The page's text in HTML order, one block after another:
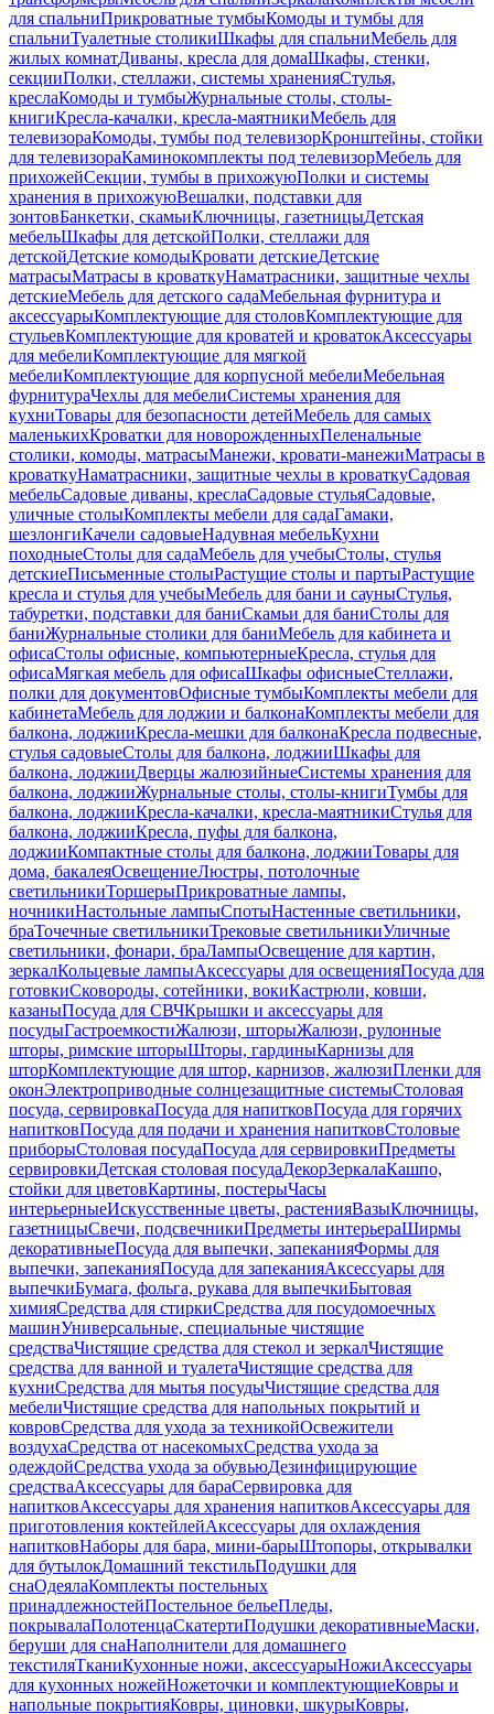
для спальниПрикроватные тумбыКомоды и тумбы для
спальниТуалетные столикиШкафы для спальниМебель для
жилых комнатДиваны, кресла для домаШкафы, стенки,
секцииПолки, стеллажи, системы храненияСтулья,
креслаКомоды и тумбыЖурнальные столы, столы-
книгиКресла-качалки, кресла-маятникиМебель для
телевизораКомоды, тумбы под телевизорКронштейны, стойки
для телевизораКаминокомплекты под телевизорМебель для
прихожейСекции, тумбы в прихожуюПолки и системы
хранения в прихожуюВешалки, подставки для
зонтовБанкетки, скамьиКлючницы, газетницыДетская
мебельШкафы для детскойПолки, стеллажи для
детскойДетские комодыКровати детскиеДетские
матрасыМатрасы в кроваткуНаматрасники, защитные чехлы
детскиеМебель для детского садаМебельная фурнитура и
аксессуарыКомплектующие для столовКомплектующие для
стульевКомплектующие для кроватей и кроватокАксессуары
для мебелиКомплектующие для мягкой
мебелиКомплектующие для корпусной мебелиМебельная
фурнитураЧехлы для мебелиСистемы хранения для
кухниТовары для безопасности детейМебель для самых
маленькихКроватки для новорожденныхПеленальные
столики, комоды, матрасыМанежи, кровати-манежиМатрасы в
кроваткуНаматрасники, защитные чехлы в кроваткуСадовая
мебельСадовые диваны, креслаСадовые стульяСадовые,
уличные столыКомплекты мебели для садаГамаки,
шезлонгиКачели садовыеНадувная мебельКухни
походныеСтолы для садаМебель для учебыСтолы, стулья
детскиеПисьменные столыРастущие столы и партыРастущие
кресла и стулья для учебыМебель для бани и сауныСтулья,
табуретки, подставки для баниСкамьи для баниСтолы для
баниЖурнальные столики для баниМебель для кабинета и
офисаСтолы офисные, компьютерныеКресла, стулья для
офисаМягкая мебель для офисаШкафы офисныеСтеллажи,
полки для документовОфисные тумбыКомплекты мебели для
кабинетаМебель для лоджии и балконаКомплекты мебели для
балкона, лоджииКресла-мешки для балконаКресла подвесные,
стулья садовыеСтолы для балкона, лоджииШкафы для
балкона, лоджииДверцы жалюзийныеСистемы хранения для
балкона, лоджииЖурнальные столы, столы-книгиТумбы для
балкона, лоджииКресла-качалки, кресла-маятникиСтулья для
балкона, лоджииКресла, пуфы для балкона,
лоджииКомпактные столы для балкона, лоджииТовары для
дома, бакалеяОсвещениеЛюстры, потолочные
светильникиТоршерыПрикроватные лампы,
ночникиНастольные лампыСпотыНастенные светильники,
браТочечные светильникиТрековые светильникиУличные
светильники, фонари, браЛампыОсвещение для картин,
зеркалКольцевые лампыАксессуары для освещенияПосуда для
готовкиСковороды, сотейники, вокиКастрюли, ковши,
казаныПосуда для СВЧКрышки и аксессуары для
посудыГастроемкостиЖалюзи, шторыЖалюзи, рулонные
шторы, римские шторыШторы, гардиныКарнизы для
шторКомплектующие для штор, карнизов, жалюзиПленки для
оконЭлектроприводные солнцезащитные системыСтоловая
посуда, сервировкаПосуда для напитковПосуда для горячих
напитковПосуда для подачи и хранения напитковСтоловые
приборыСтоловая посудаПосуда для сервировкиПредметы
сервировкиДетская столовая посудаДекорЗеркалаКашпо,
стойки для цветовКартины, постерыЧасы
интерьерныеИскусственные цветы, растенияВазыКлючницы,
газетницыСвечи, подсвечникиПредметы интерьераШирмы
декоративныеПосуда для выпечки, запеканияФормы для
выпечки, запеканияПосуда для запеканияАксессуары для
выпечкиБумага, фольга, рукава для выпечкиБытовая
химияСредства для стиркиСредства для посудомоечных
машинУниверсальные, специальные чистящие
средстваЧистящие средства для стекол и зеркалЧистящие
средства для ванной и туалетаЧистящие средства для
кухниСредства для мытья посудыЧистящие средства для
мебелиЧистящие средства для напольных покрытий и
ковровСредства для ухода за техникойОсвежители
воздухаСредства от насекомыхСредства ухода за
одеждойСредства ухода за обувьюДезинфицирующие
средстваАксессуары для бараСервировка для
напитковАксессуары для хранения напитковАксессуары для
приготовления коктейлейАксессуары для охлаждения
напитковНаборы для бара, мини-барыШтопоры, открывалки
для бутылокДомашний текстильПодушки для
снаОдеялаКомплекты постельных
принадлежностейПостельное бельеПледы,
покрывалаПолотенцаСкатертиПодушки декоративныеМаски,
беруши для снаНаполнители для домашнего
текстиляТканиКухонные ножи, аксессуарыНожиАксессуары
для кухонных ножейНожеточки и комплектующиеКовры и
напольные покрытияКовры, циновки, шкурыКовры,